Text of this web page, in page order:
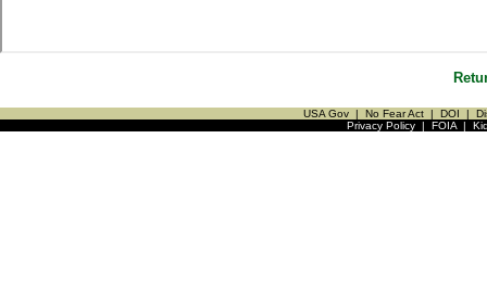
USA Gov | No Fear Act | DOI |
Privacy Policy| FOIA|